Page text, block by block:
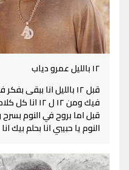
١٢ بالليل عمرو دياب
فيك ومن ١٢ ل
قبل اما بروح في النوم
النوم يا حبيبي انا بحلم بيك انا